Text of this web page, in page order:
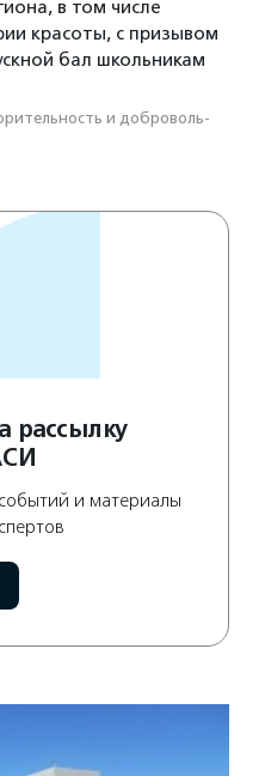
в том числе
красоты, с призывом
бал школьникам
и доброволь­
рассылку
и материалы